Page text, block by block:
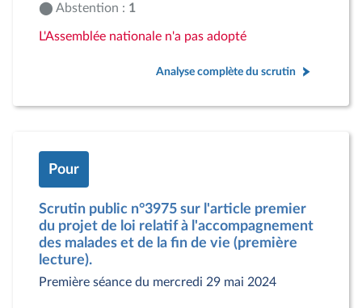
Abstention : 1
L'Assemblée nationale n'a pas adopté
Analyse complète du scrutin
Pour
Scrutin public n°3975 sur l'article premier
du projet de loi relatif à l'accompagnement
des malades et de la fin de vie (première
lecture).
Première séance du mercredi 29 mai 2024